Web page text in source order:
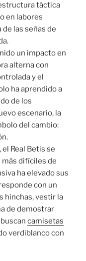
táctica
en labores
las señas de
un impacto en
alterna con
y el
ha aprendido a
de los
escenario, la
del cambio:
Real Betis se
más difíciles de
ha elevado sus
con un
hinchas, vestir la
de demostrar
camisetas
verdiblanco con